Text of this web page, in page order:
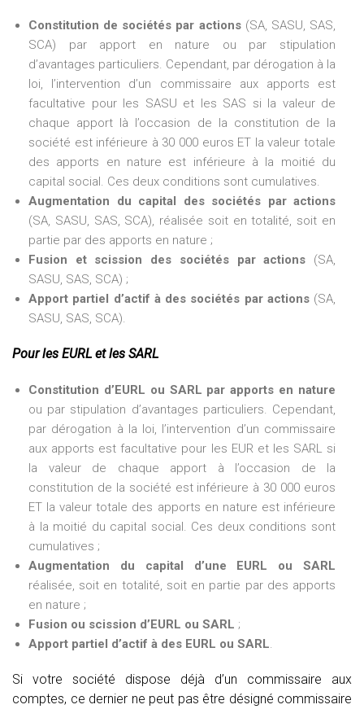
Constitution de sociétés par actions(SA, SASU, SAS,
SCA) par apport en nature ou par stipulation
d’avantages particuliers. Cependant, par dérogation à la
loi, l’intervention d’un commissaire aux apports est
facultative pour les SASU et les SAS si la valeur de
chaque apport là l’occasion de la constitution de la
société est inférieure à 30 000 euros ET la valeur totale
des apports en nature est inférieure à la moitié du
capital social. Ces deux conditions sont cumulatives.
Augmentation du capital des sociétés par actions
(SA, SASU, SAS, SCA), réalisée soit en totalité, soit en
partie par des apports en nature ;
Fusion et scission des sociétés par actions (SA,
SASU, SAS, SCA) ;
Apport partiel d’actif à des sociétés par actions(SA,
SASU, SAS, SCA).
Pour les EURL et les SARL
Constitution d’EURL ou SARL par apports en nature
ou par stipulation d’avantages particuliers. Cependant,
par dérogation à la loi, l’intervention d’un commissaire
aux apports est facultative pour les EUR et les SARL si
la valeur de chaque apport à l’occasion de la
constitution de la société est inférieure à 30 000 euros
ET la valeur totale des apports en nature est inférieure
à la moitié du capital social. Ces deux conditions sont
cumulatives ;
Augmentation du capital d’une EURL ou SARL
réalisée, soit en totalité, soit en partie par des apports
en nature ;
Fusion ou scission d’EURL ou SARL ;
Apport partiel d’actif à des EURL ou SARL.
Si votre société dispose déjà d’un commissaire aux
comptes, ce dernier ne peut pas être désigné commissaire